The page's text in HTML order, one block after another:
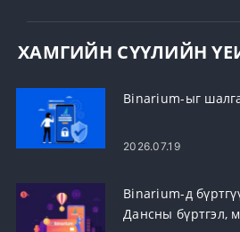
ХАМГИЙН СҮҮЛИЙН
Binarium-ыг
2026.07.19
Binarium-д
Дансны бүртгэл,